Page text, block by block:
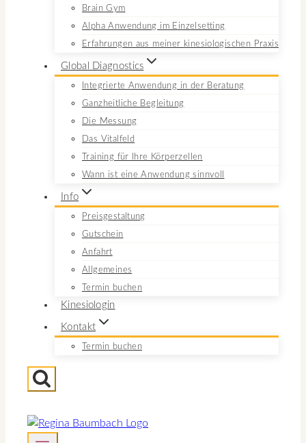
Brain Gym
Alpha Anwendung im Einzelsetting
Erfahrungen aus meiner kinesiologischen Praxis
Global Diagnostics
Integrierte Anwendung in der Beratung
Ganzheitliche Begleitung
Die Messung
Das Vitalfeld
Training für Ihre Körperzellen
Wann ist eine Anwendung sinnvoll
Info
Preisgestaltung
Gutschein
Anfahrt
Allgemeines
Termin buchen
Kinesiologin
Kontakt
Termin buchen